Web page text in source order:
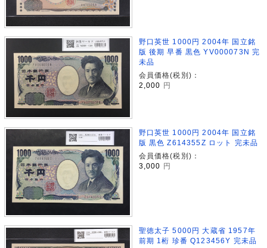
野口英世 1000円 2004年 国立銘
版 後期 早番 黒色 YV000073N 完
未品
会員価格(税別)：
2,000
円
野口英世 1000円 2004年 国立銘
版 黒色 Z614355Z ロット 完未品
会員価格(税別)：
3,000
円
聖徳太子 5000円 大蔵省 1957年
前期 1桁 珍番 Q123456Y 完未品